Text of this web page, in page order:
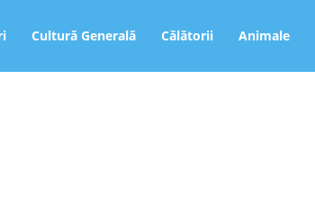
Cultură Generală Călătorii Animale